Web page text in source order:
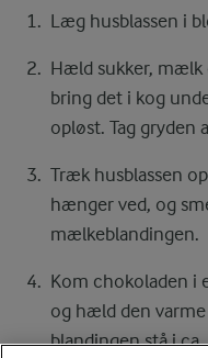
Læg husblassen i
Hæld sukker, mælk
bring det i kog
opløst. Tag gryden
Træk husblassen
hænger ved, og
mælkeblandingen.
Kom chokoladen i
og hæld den
blandingen stå i